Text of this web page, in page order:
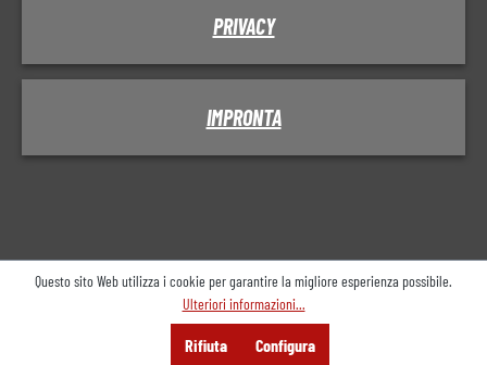
Cerca
PRIVACY
IMPRONTA
Questo sito Web utilizza i cookie per garantire la migliore esperienza possibile.
Ulteriori informazioni...
Rifiuta Configura